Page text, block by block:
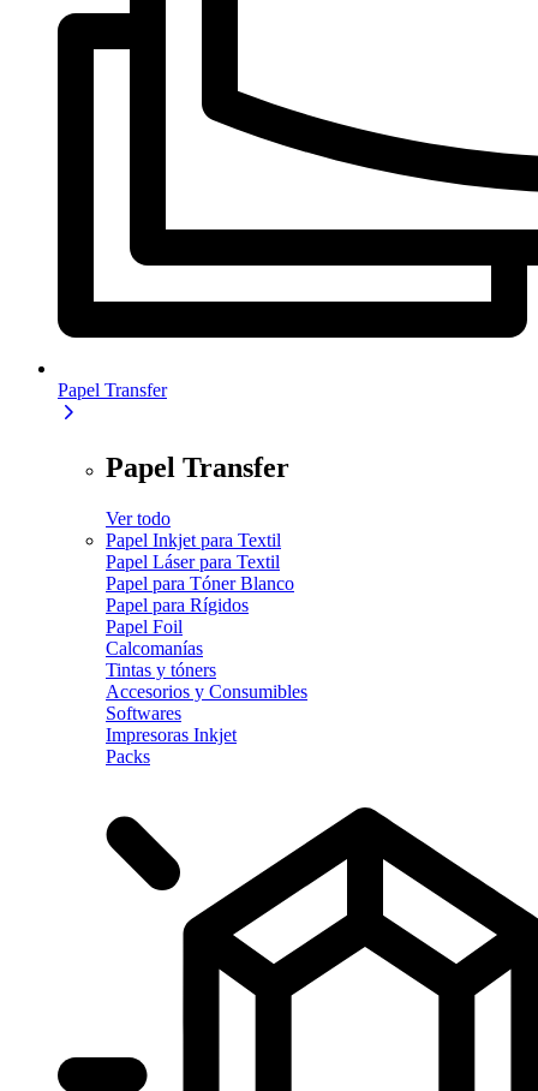
Papel Transfer
Papel Transfer
Ver todo
Papel Inkjet para Textil
Papel Láser para Textil
Papel para Tóner Blanco
Papel para Rígidos
Papel Foil
Calcomanías
Tintas y tóners
Accesorios y Consumibles
Softwares
Impresoras Inkjet
Packs